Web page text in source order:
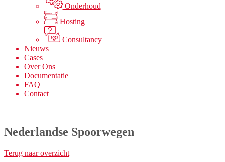
Onderhoud
Hosting
Consultancy
Nieuws
Cases
Over Ons
Documentatie
FAQ
Contact
Nederlandse Spoorwegen
Terug naar overzicht